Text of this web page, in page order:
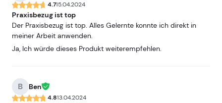
4.715.04.2024
Praxisbezug ist top
Der Praxisbezug ist top. Alles Gelernte konnte ich direkt in
meiner Arbeit anwenden.
Ja, Ich würde dieses Produkt weiterempfehlen.
B Ben
4.813.04.2024